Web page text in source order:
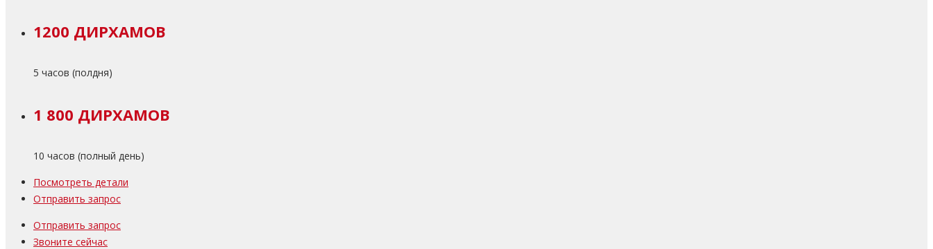
1200 ДИРХАМОВ
5 часов (полдня)
1 800 ДИРХАМОВ
10 часов (полный день)
Посмотреть детали
Отправить запрос
Отправить запрос
Звоните сейчас